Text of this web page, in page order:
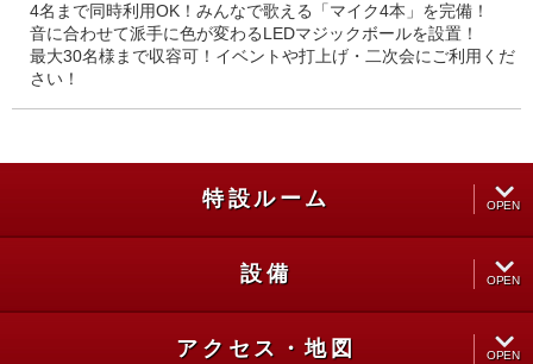
4名まで同時利用OK！みんなで歌える「マイク4本」を完備！
音に合わせて派手に色が変わるLEDマジックボールを設置！
最大30名様まで収容可！イベントや打上げ・二次会にご利用くだ
さい！
特設ルーム OPEN
CLOSE
設備 OPEN
CLOSE
アクセス・地図 OPEN